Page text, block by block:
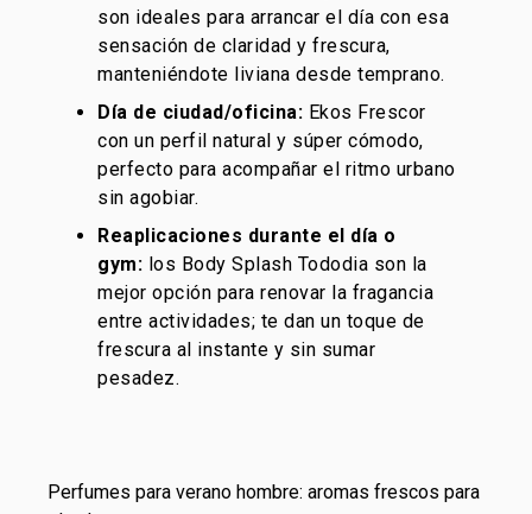
son ideales para arrancar el día con esa
sensación de claridad y frescura,
manteniéndote liviana desde temprano.
Día de ciudad/oficina: Ekos Frescor
con un perfil natural y súper cómodo,
perfecto para acompañar el ritmo urbano
sin agobiar.
Reaplicaciones durante el día o
gym: los Body Splash Tododia son la
mejor opción para renovar la fragancia
entre actividades; te dan un toque de
frescura al instante y sin sumar
pesadez.
Perfumes para verano hombre: aromas frescos para